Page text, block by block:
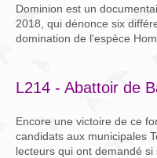
Dominion est un
2018, qui dénonce six
domination de l'espèce
L214 - Abattoir de
Encore une victoire de ce
candidats aux municipales
lecteurs qui ont demandé si